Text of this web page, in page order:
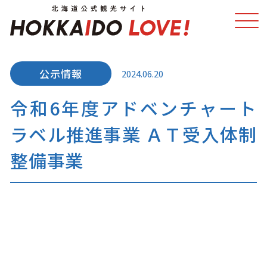
特集
温泉 イベント
モデルコース エリアガイド
グルメ 旅の予約
令和6年度アドベンチャート
ラベル推進事業 ＡＴ受入体制
整備事業
2024.06.20